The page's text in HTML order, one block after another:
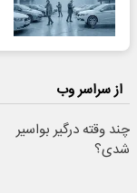
از سراسر وب
چند وقته درگیر بواسیر
شدی؟